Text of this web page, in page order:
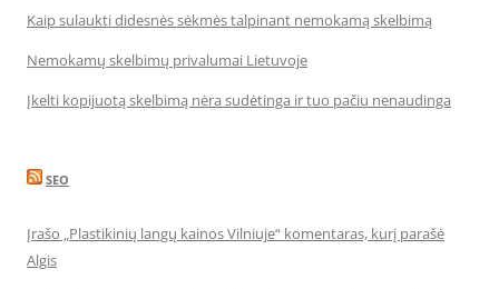
Kaip sulaukti didesnės sėkmės talpinant nemokamą skelbimą
Nemokamų skelbimų privalumai Lietuvoje
Įkelti kopijuotą skelbimą nėra sudėtinga ir tuo pačiu nenaudinga
SEO
Įrašo „Plastikinių langų kainos Vilniuje“ komentaras, kurį parašė
Algis